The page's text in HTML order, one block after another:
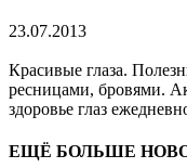
23.07.2013
Красивые глаза.
ресницами, бровями.
здоровье глаз
ЕЩЁ БОЛЬШЕ